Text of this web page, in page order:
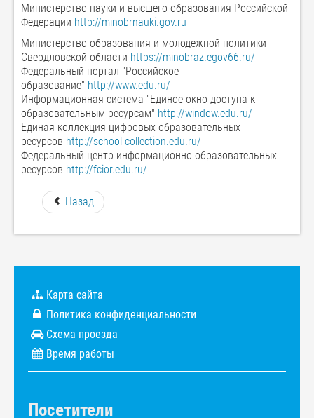
Министерство науки и высшего образования Российской
Федерации http://minobrnauki.gov.ru
Министерство образования и молодежной политики
Свердловской области https://minobraz.egov66.ru/
Федеральный портал "Российское
образование" http://www.edu.ru/
Информационная система "Единое окно доступа к
образовательным ресурсам" http://window.edu.ru/
Единая коллекция цифровых образовательных
ресурсов http://school-collection.edu.ru/
Федеральный центр информационно-образовательных
ресурсов http://fcior.edu.ru/
Назад
Карта сайта
Политика конфиденциальности
Схема проезда
Время работы
Посетители